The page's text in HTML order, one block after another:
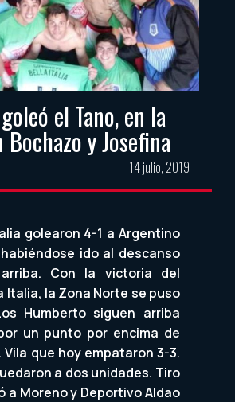
el Tano, en la
Bochazo y Josefina
14 julio, 2019
golearon 4-1 a Argentino
ido al descanso
Con la victoria del
Italia, la Zona Norte se puso
Humberto siguen arriba
un punto por encima de
Vila que hoy empataron 3-3.
a dos unidades. Tiro
a Moreno y Deportivo Aldao